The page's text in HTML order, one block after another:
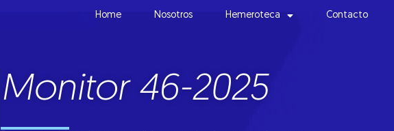
Home Nosotros Hemeroteca Contacto
Monitor 46-2025